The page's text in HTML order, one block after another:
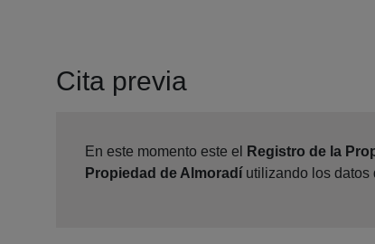
Cita previa
En este momento este el Registro de la
Propiedad de Almoradí utilizando los datos